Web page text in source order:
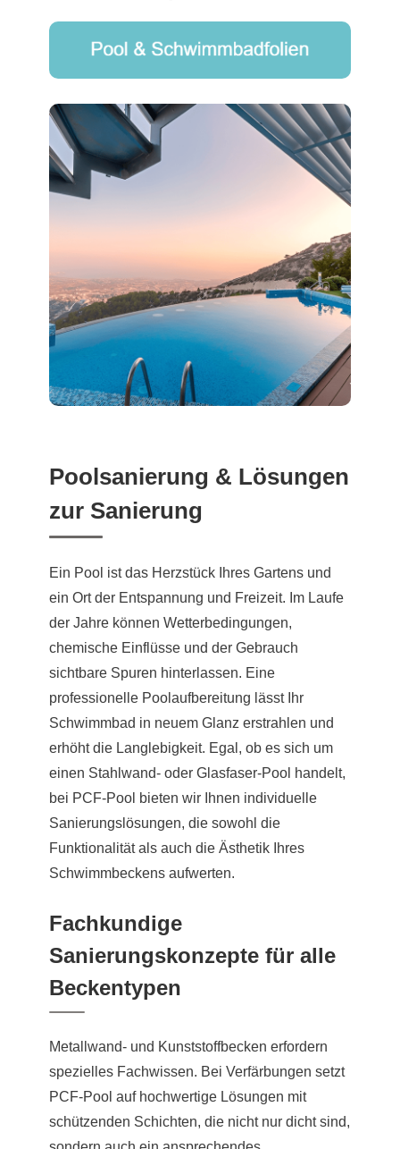
Poolsanierung & Lösungen
zur Sanierung
Ein Pool ist das Herzstück Ihres Gartens und
ein Ort der Entspannung und Freizeit. Im Laufe
der Jahre können Wetterbedingungen,
chemische Einflüsse und der Gebrauch
sichtbare Spuren hinterlassen. Eine
professionelle Poolaufbereitung lässt Ihr
Schwimmbad in neuem Glanz erstrahlen und
erhöht die Langlebigkeit. Egal, ob es sich um
einen Stahlwand- oder Glasfaser-Pool handelt,
bei PCF-Pool bieten wir Ihnen individuelle
Sanierungslösungen, die sowohl die
Funktionalität als auch die Ästhetik Ihres
Schwimmbeckens aufwerten.
Fachkundige
Sanierungskonzepte für alle
Beckentypen
Metallwand- und Kunststoffbecken erfordern
spezielles Fachwissen. Bei Verfärbungen setzt
PCF-Pool auf hochwertige Lösungen mit
schützenden Schichten, die nicht nur dicht sind,